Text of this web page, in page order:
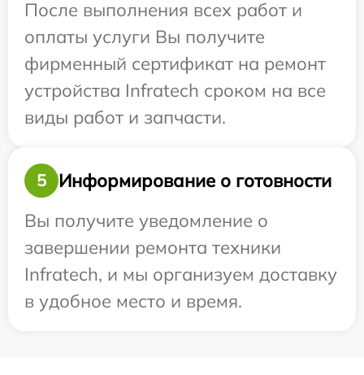
После выполнения всех работ и
оплаты услуги Вы получите
фирменный сертификат на ремонт
устройства Infratech сроком на все
виды работ и запчасти.
5
Информирование о готовности
Вы получите уведомление о
завершении ремонта техники
Infratech, и мы организуем доставку
в удобное место и время.